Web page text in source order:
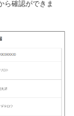
ら確認ができま